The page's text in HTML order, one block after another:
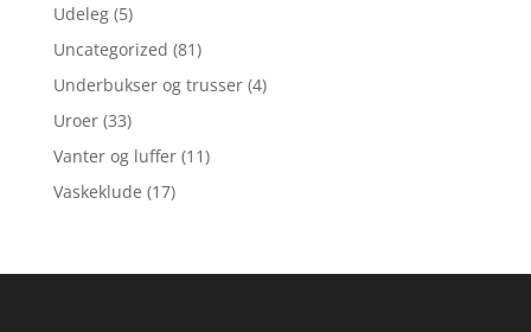
Udeleg (5)
Uncategorized (81)
Underbukser og trusser (4)
Uroer (33)
Vanter og luffer (11)
Vaskeklude (17)